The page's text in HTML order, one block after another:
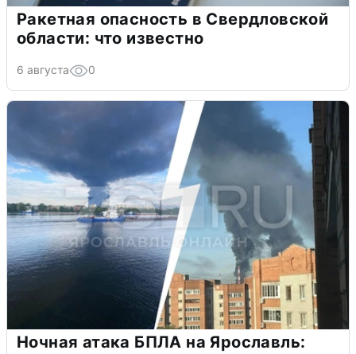
Ракетная опасность в Свердловской
области: что известно
6 августа 0
Ночная атака БПЛА на Ярославль: